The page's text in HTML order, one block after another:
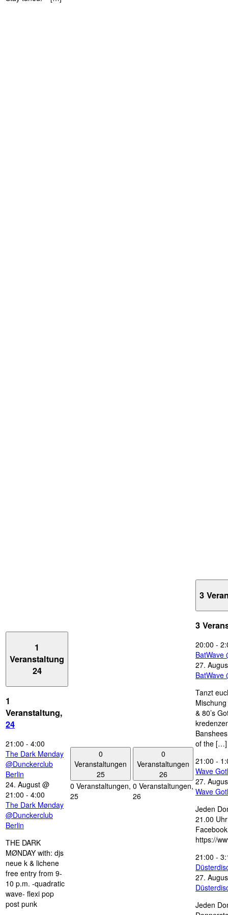
1
Veranstaltung
24
1
Veranstaltung,
24
21:00 - 4:00
The Dark Mønday
@Dunckerclub
Berlin
24. August @
21:00 - 4:00
The Dark Mønday
@Dunckerclub
Berlin
THE DARK
MØNDAY with: djs
neue k & lichene
free entry from 9-
10 p.m. -quadratic
wave- flexi pop
post punk
0
Veranstaltungen
25
0 Veranstaltungen,
25
0
Veranstaltungen
26
0 Veranstaltungen,
26
3
3
20:00 -
BatWave
27.
BatWave
Tanzt
& 80’s
of the […]
21:00 -
Wave
27.
Wave
Jeden
21.00
https://
21:00 -
27.
Jeden